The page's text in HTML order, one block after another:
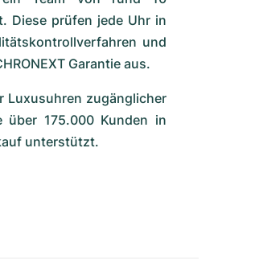
Diese prüfen jede Uhr in
und
Garantie aus.
Luxusuhren zugänglicher
über 175.000 Kunden in
unterstützt.